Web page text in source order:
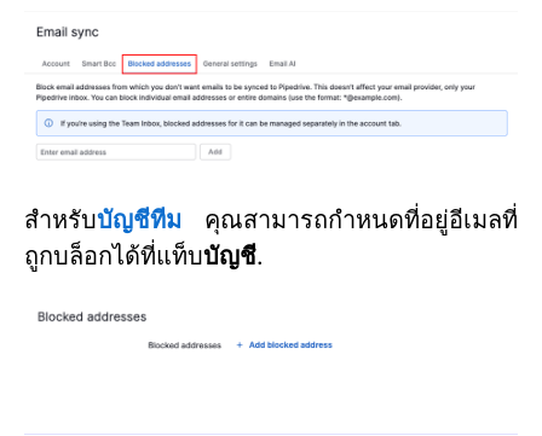
สำหรับบัญชีทีม คุณสามารถกำหนดที่อยู่อีเมลที่
ถูกบล็อกได้ที่แท็บบัญชี.